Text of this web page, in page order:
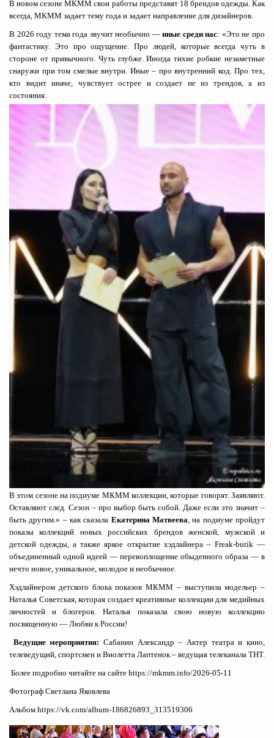
В новом сезоне МКММ свои работы представят 18 брендов одежды. Как
всегда, МКММ задает тему года и задает направление для дизайнеров.
В 2026 году тема года звучит необычно —иные среди нас: «Это не про
фантастику. Это про ощущение. Про людей, которые всегда чуть в
стороне от привычного. Чуть глубже. Иногда тихие робкие незаметные
снаружи при том смелые внутри. Иные – про внутренний код. Про тех,
кто видит иначе, чувствует острее и создает не из трендов, а из
состояния.
В этом сезоне на подиуме МКММ коллекции, которые говорят. Заявляют.
Оставляют след. Cезон – про выбор быть собой. Даже если это значит –
быть другим.» – как сказала Екатерина Матвеева, на подиуме пройдут
показы коллекций новых российских брендов женской, мужской и
детской одежды, а также яркое открытие хэдлайнера – Freak-butik —
объединенный одной идеей — перевоплощение обыденного образа — в
нечто новое, уникальное, молодое и необычное.
Хэдлайнером детского блока показов МКММ – выступила модельер –
Наталья Советская, которая создает креативные коллекции для медийных
личностей и блогеров. Наталья показала свою новую коллекцию
посвященную — Любви к России!
Ведущие мероприятия:Сабанин Александр – Актер театра и кино,
телеведущий, спортсмен и Виолетта Лаптенок – ведущая телеканала ТНТ.
Более подробно читайте на сайте https://mkmm.info/2026-05-11
Фотограф Светлана Яковлева
Альбом https://vk.com/album-186826893_313519306